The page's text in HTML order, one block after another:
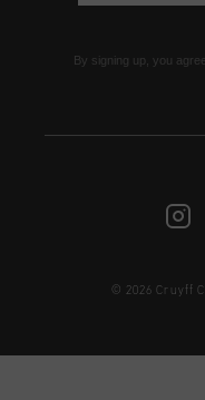
DE | € EUR
By signing up, you
© 2026 Cruyff